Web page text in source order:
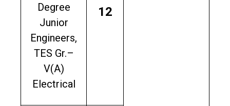
Degree
Junior
Engineers,
TES Gr.–
V(A)
Electrical
12